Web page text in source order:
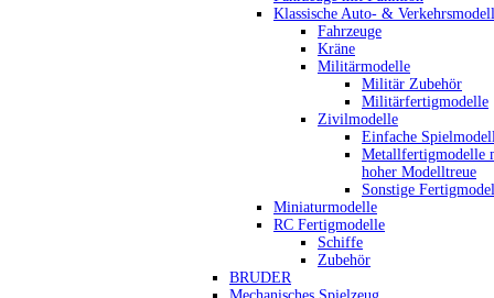
Klassische Auto- &
Fahrzeuge
Kräne
Militärmodelle
Militär Zubehör
Militärfertigmodelle
Zivilmodelle
Einfache
Metallfertigmodelle
hoher Modelltreue
Sonstige
Miniaturmodelle
RC Fertigmodelle
Schiffe
Zubehör
BRUDER